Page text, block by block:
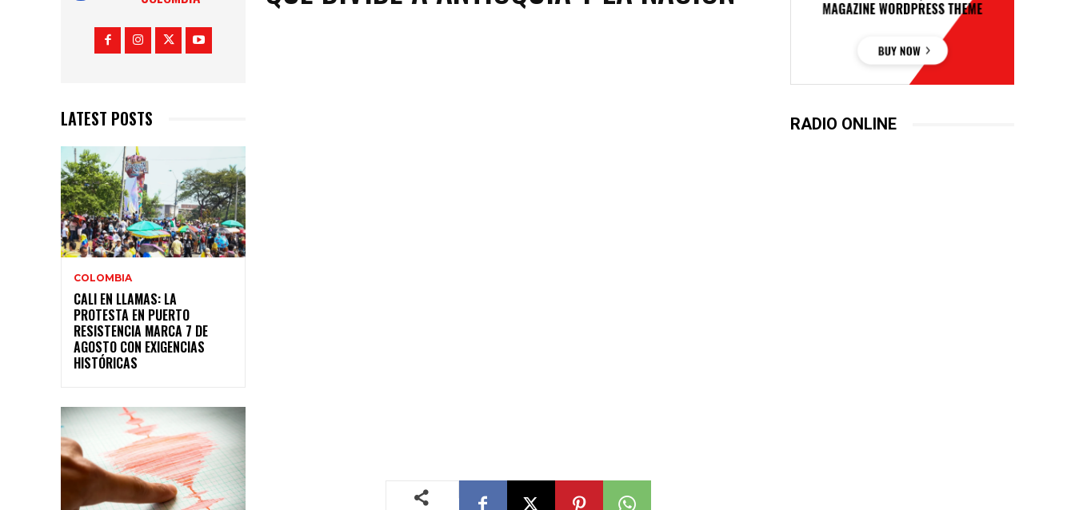
LATEST POSTS
COLOMBIA
CALI EN LLAMAS: LA
PROTESTA EN PUERTO
RESISTENCIA MARCA 7 DE
AGOSTO CON EXIGENCIAS
HISTÓRICAS
RADIO ONLINE